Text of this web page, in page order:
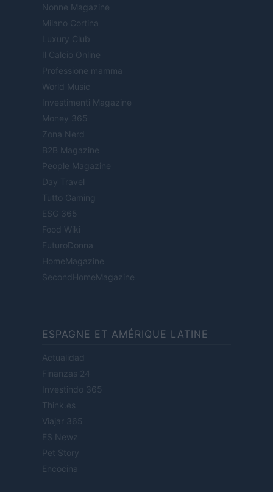
Nonne Magazine
Milano Cortina
Luxury Club
Il Calcio Online
Professione mamma
World Music
Investimenti Magazine
Money 365
Zona Nerd
B2B Magazine
People Magazine
Day Travel
Tutto Gaming
ESG 365
Food Wiki
FuturoDonna
HomeMagazine
SecondHomeMagazine
ESPAGNE ET AMÉRIQUE LATINE
Actualidad
Finanzas 24
Investindo 365
Think.es
Viajar 365
ES Newz
Pet Story
Encocina